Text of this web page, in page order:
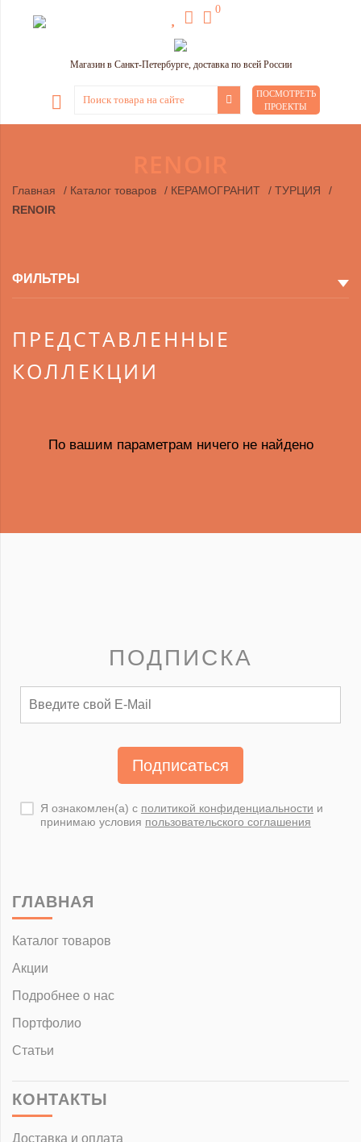
0
Магазин в Санкт-Петербурге, доставка по всей России
ПОСМОТРЕТЬ
ПРОЕКТЫ
Главная / Каталог товаров / КЕРАМОГРАНИТ / ТУРЦИЯ
/
RENOIR
ФИЛЬТРЫ
ПРЕДСТАВЛЕННЫЕ
КОЛЛЕКЦИИ
По вашим параметрам ничего не найдено
ПОДПИСКА
Подписаться
Я ознакомлен(а) с политикой конфиденциальности и
принимаю условия пользовательского соглашения
ГЛАВНАЯ
Каталог товаров
Акции
Подробнее о нас
Портфолио
Статьи
КОНТАКТЫ
Доставка и оплата